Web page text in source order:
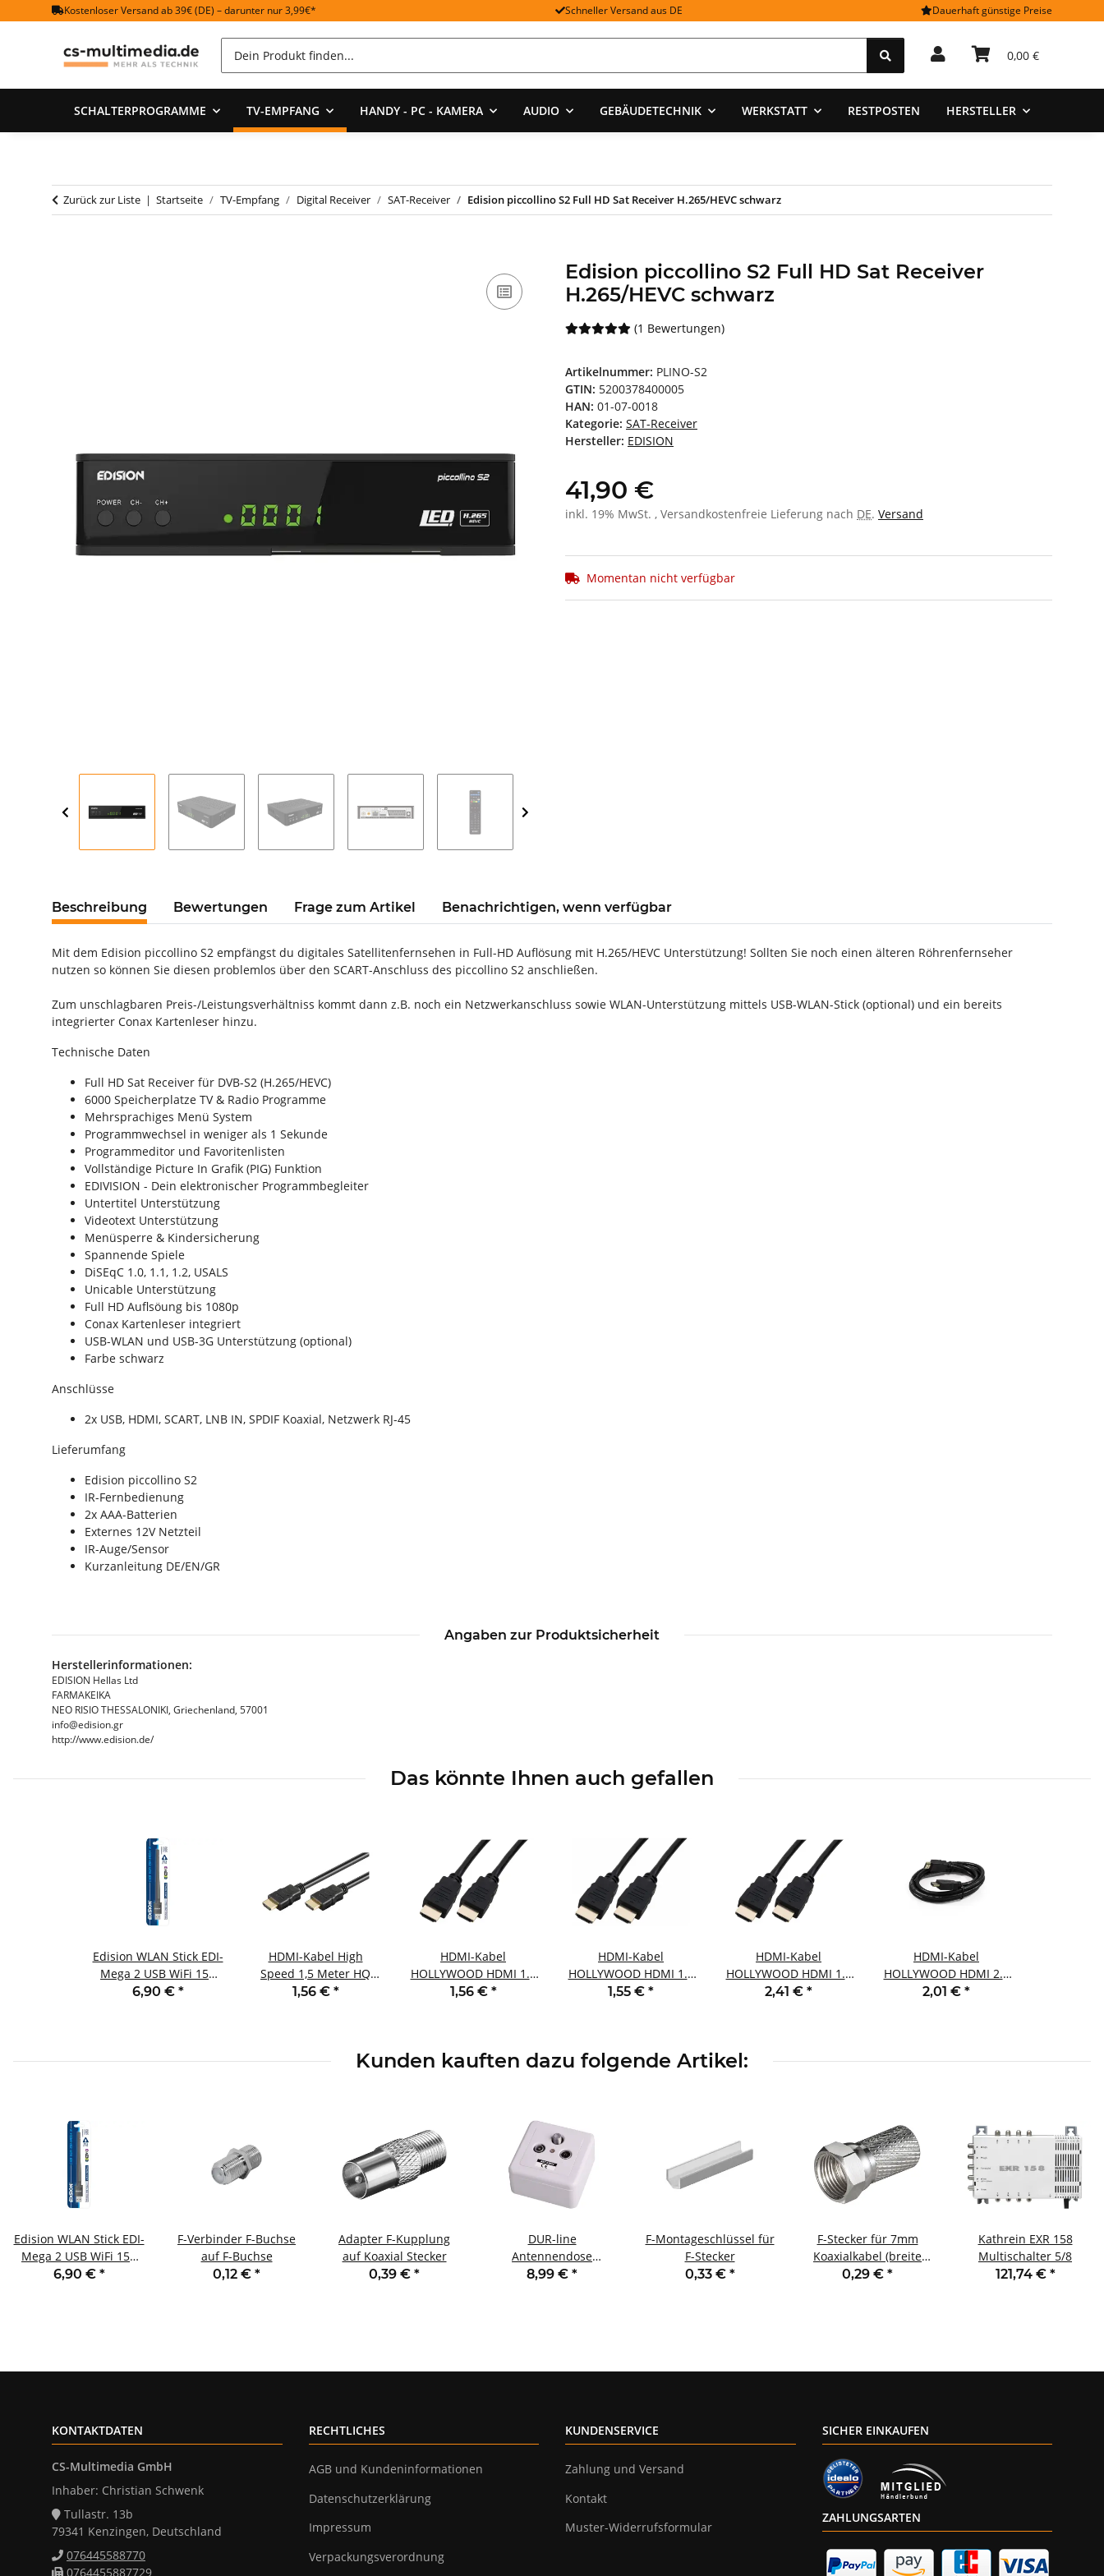
Kostenloser Versand ab 39€ (DE) – darunter nur 3,99€* Schneller Versand aus DE Dauerhaft günstige Preise
0,00 €
SCHALTERPROGRAMME TV-EMPFANG HANDY - PC - KAMERA AUDIO GEBÄUDETECHNIK WERKSTATT RESTPOSTEN HERSTELLER
Zurück zur Liste Startseite TV-Empfang Digital Receiver SAT-Receiver Edision piccollino S2 Full HD Sat Receiver H.265/HEVC schwarz
Edision piccollino S2 Full HD Sat Receiver
H.265/HEVC schwarz
(1 Bewertungen)
Artikelnummer: PLINO-S2
GTIN: 5200378400005
HAN: 01-07-0018
Kategorie: SAT-Receiver
Hersteller: EDISION
41,90 €
inkl. 19% MwSt. , Versandkostenfreie Lieferung nach DE. Versand
Momentan nicht verfügbar
Beschreibung Bewertungen Frage zum Artikel Benachrichtigen, wenn verfügbar
Mit dem Edision piccollino S2 empfängst du digitales Satellitenfernsehen in Full-HD Auflösung mit H.265/HEVC Unterstützung! Sollten Sie noch einen älteren Röhrenfernseher
nutzen so können Sie diesen problemlos über den SCART-Anschluss des piccollino S2 anschließen.
Zum unschlagbaren Preis-/Leistungsverhältniss kommt dann z.B. noch ein Netzwerkanschluss sowie WLAN-Unterstützung mittels USB-WLAN-Stick (optional) und ein bereits
integrierter Conax Kartenleser hinzu.
Technische Daten
Full HD Sat Receiver für DVB-S2 (H.265/HEVC)
6000 Speicherplatze TV & Radio Programme
Mehrsprachiges Menü System
Programmwechsel in weniger als 1 Sekunde
Programmeditor und Favoritenlisten
Vollständige Picture In Grafik (PIG) Funktion
EDIVISION - Dein elektronischer Programmbegleiter
Untertitel Unterstützung
Videotext Unterstützung
Menüsperre & Kindersicherung
Spannende Spiele
DiSEqC 1.0, 1.1, 1.2, USALS
Unicable Unterstützung
Full HD Auflsöung bis 1080p
Conax Kartenleser integriert
USB-WLAN und USB-3G Unterstützung (optional)
Farbe schwarz
Anschlüsse
2x USB, HDMI, SCART, LNB IN, SPDIF Koaxial, Netzwerk RJ-45
Lieferumfang
Edision piccollino S2
IR-Fernbedienung
2x AAA-Batterien
Externes 12V Netzteil
IR-Auge/Sensor
Kurzanleitung DE/EN/GR
Angaben zur Produktsicherheit
Herstellerinformationen:
EDISION Hellas Ltd
FARMAKEIKA
NEO RISIO THESSALONIKI, Griechenland, 57001
info@edision.gr
http://www.edision.de/
Das könnte Ihnen auch gefallen
Edision WLAN Stick EDI-
Mega 2 USB WiFi 150
Mbps mit Antenne
6,90 € *
HDMI-Kabel High
Speed 1,5 Meter HQ
vergoldet
1,56 € *
HDMI-Kabel
HOLLYWOOD HDMI 1.4
vergoldete Kontakte
1,56 € *
HDMI-Kabel
HOLLYWOOD HDMI 1.4
vergoldete Kontakte
1,55 € *
HDMI-Kabel
HOLLYWOOD HDMI 1.4
vergoldete Kontakte
2,41 € *
HDMI-Kabel
HOLLYWOOD HDMI 2.0
vergoldete Kontakte
2,01 € *
Kunden kauften dazu folgende Artikel:
Edision WLAN Stick EDI-
Mega 2 USB WiFi 150
Mbps mit Antenne
6,90 € *
F-Verbinder F-Buchse
auf F-Buchse
0,12 € *
Adapter F-Kupplung
auf Koaxial Stecker
0,39 € *
DUR-line
Antennendose
Unicable 10dB mit DC-
8,99 € *
F-Montageschlüssel für
F-Stecker
0,33 € *
F-Stecker für 7mm
Koaxialkabel (breite
Mutter/leichte
0,29 € *
Kathrein EXR 158
Multischalter 5/8
121,74 € *
KONTAKTDATEN
CS-Multimedia GmbH
Inhaber: Christian Schwenk
Tullastr. 13b
79341 Kenzingen, Deutschland
076445588770
0764455887729
RECHTLICHES
AGB und Kundeninformationen
Datenschutzerklärung
Impressum
Verpackungsverordnung
KUNDENSERVICE
Zahlung und Versand
Kontakt
Muster-Widerrufsformular
SICHER EINKAUFEN
ZAHLUNGSARTEN